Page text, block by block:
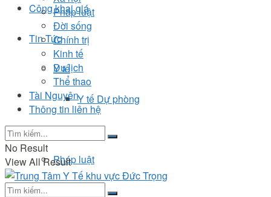
Công khai giá
Tin Tức
Y tế
Y tế Dự phòng
Xã hội
Pháp luật
Pháp luật
Đời sống
Chính trị
Kinh tế
Du lịch
Thể thao
Tài Nguyên
Thông tin liên hệ
No Result
View All Result